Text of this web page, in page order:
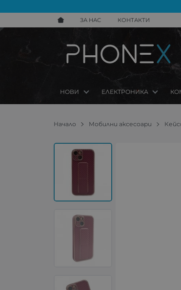
ЗА НАС КОНТАКТИ
НОВИ ЕЛЕКТРОНИКА
Начало Мобилни аксесоари